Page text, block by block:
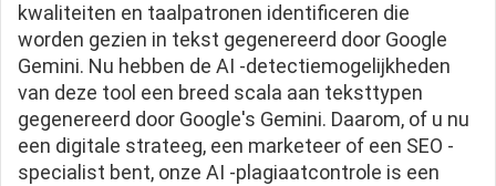
kwaliteiten en taalpatronen identificeren die
worden gezien in tekst gegenereerd door Google
Gemini. Nu hebben de AI -detectiemogelijkheden
van deze tool een breed scala aan teksttypen
gegenereerd door Google's Gemini. Daarom, of u nu
een digitale strateeg, een marketeer of een SEO -
specialist bent, onze AI -plagiaatcontrole is een